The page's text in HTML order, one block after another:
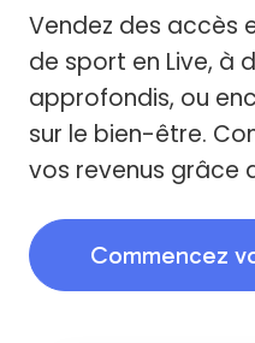
Vendez des accès
de sport en Live, à
approfondis, ou
sur le bien-être.
vos revenus grâce
Commencez